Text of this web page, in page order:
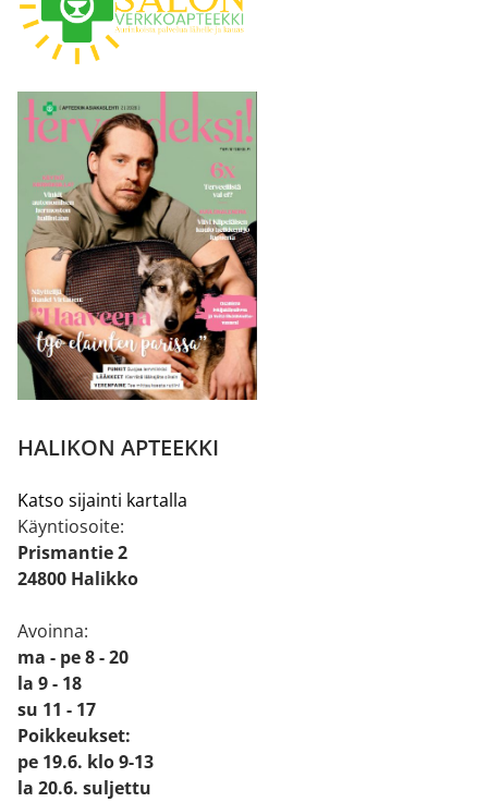
HALIKON APTEEKKI
Katso sijainti kartalla
Käyntiosoite:
Prismantie 2
24800 Halikko
Avoinna:
ma - pe 8 - 20
la 9 - 18
su 11 - 17
Poikkeukset:
pe 19.6. klo 9-13
la 20.6. suljettu